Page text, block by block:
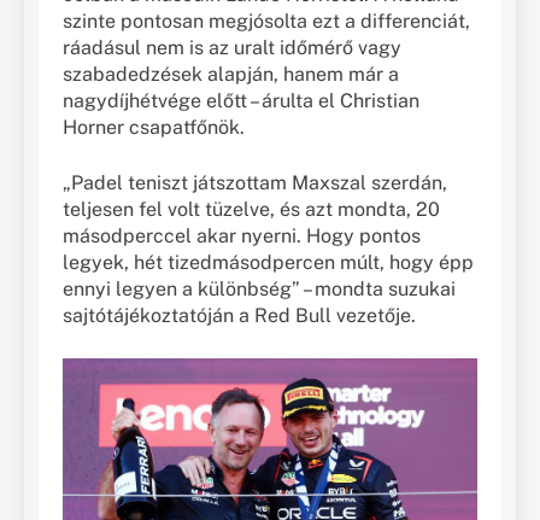
szinte pontosan megjósolta ezt a differenciát,
ráadásul nem is az uralt időmérő vagy
szabadedzések alapján, hanem már a
nagydíjhétvége előtt – árulta el Christian
Horner csapatfőnök.
„Padel teniszt játszottam Maxszal szerdán,
teljesen fel volt tüzelve, és azt mondta, 20
másodperccel akar nyerni. Hogy pontos
legyek, hét tizedmásodpercen múlt, hogy épp
ennyi legyen a különbség” – mondta suzukai
sajtótájékoztatóján a Red Bull vezetője.